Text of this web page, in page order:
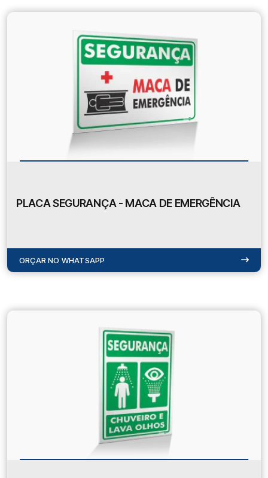
PLACA SEGURANÇA - MACA DE EMERGÊNCIA
ORÇAR NO WHATSAPP